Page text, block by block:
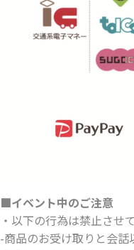
■イベント中のご注意
・以下の行為は禁止させ
-商品のお受け取りと会話